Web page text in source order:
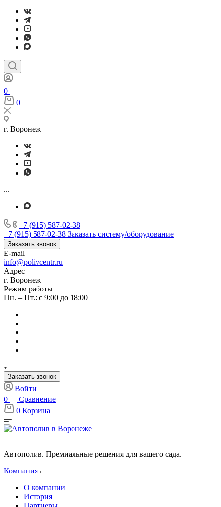
0
0
г. Воронеж
...
+7 (915) 587-02-38
+7 (915) 587-02-38 Заказать систему/оборудование
Заказать звонок
E-mail
info@polivcentr.ru
Адрес
г. Воронеж
Режим работы
Пн. – Пт.: с 9:00 до 18:00
Заказать звонок
Войти
0
Сравнение
0 Корзина
Автополив. Премиальные решения для вашего сада.
Компания
О компании
История
Партнеры